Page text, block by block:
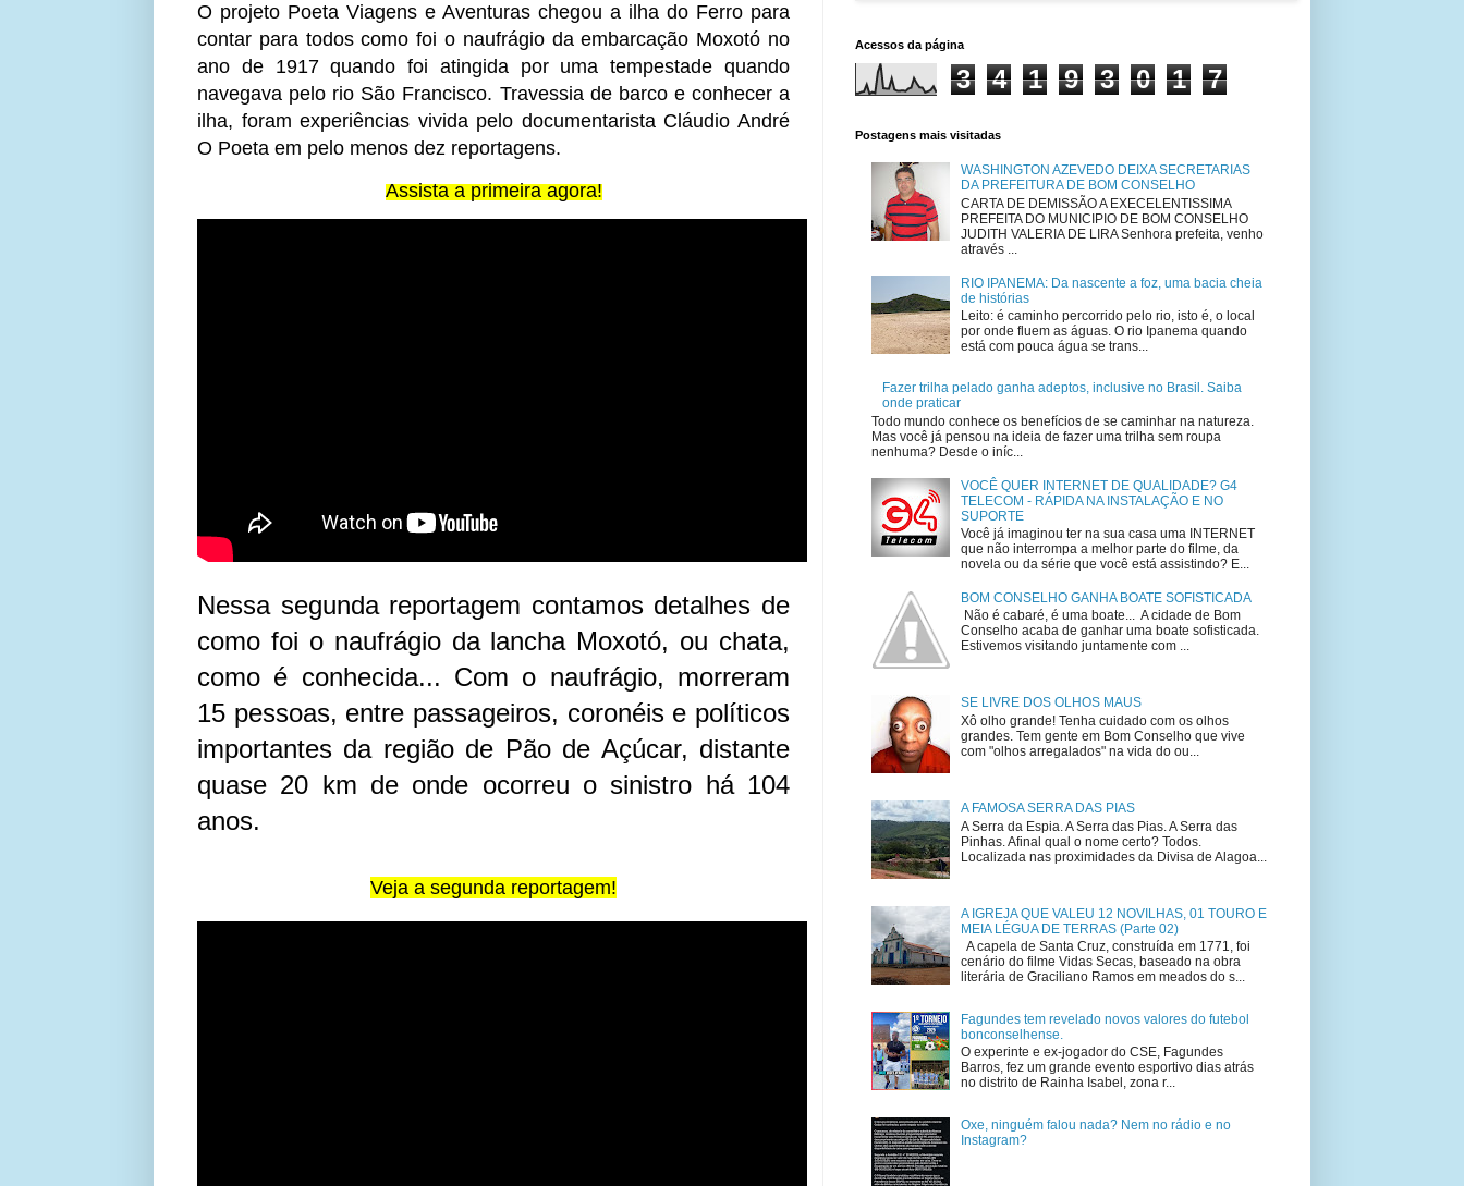
O projeto Poeta Viagens e Aventuras chegou a ilha do Ferro para
contar para todos como foi o naufrágio da embarcação Moxotó no
ano de 1917 quando foi atingida por uma tempestade quando
navegava pelo rio São Francisco. Travessia de barco e conhecer a
ilha, foram experiências vivida pelo documentarista Cláudio André
O Poeta em pelo menos dez reportagens.
Assista a primeira agora!
Nessa segunda reportagem contamos detalhes de
como foi o naufrágio da lancha Moxotó, ou chata,
como é conhecida... Com o naufrágio, morreram
15 pessoas, entre passageiros, coronéis e políticos
importantes da região de Pão de Açúcar, distante
quase 20 km de onde ocorreu o sinistro há 104
anos.
Veja a segunda reportagem!
Acessos da página
3 4 1 9 3 0 1 7
Postagens mais visitadas
WASHINGTON AZEVEDO DEIXA SECRETARIAS
DA PREFEITURA DE BOM CONSELHO
CARTA DE DEMISSÃO A EXECELENTISSIMA
PREFEITA DO MUNICIPIO DE BOM CONSELHO
JUDITH VALERIA DE LIRA Senhora prefeita, venho
através ...
RIO IPANEMA: Da nascente a foz, uma bacia cheia
de histórias
Leito: é caminho percorrido pelo rio, isto é, o local
por onde fluem as águas. O rio Ipanema quando
está com pouca água se trans...
Fazer trilha pelado ganha adeptos, inclusive no Brasil. Saiba
onde praticar
Todo mundo conhece os benefícios de se caminhar na natureza.
Mas você já pensou na ideia de fazer uma trilha sem roupa
nenhuma? Desde o iníc...
VOCÊ QUER INTERNET DE QUALIDADE? G4
TELECOM - RÁPIDA NA INSTALAÇÃO E NO
SUPORTE
Você já imaginou ter na sua casa uma INTERNET
que não interrompa a melhor parte do filme, da
novela ou da série que você está assistindo? E...
BOM CONSELHO GANHA BOATE SOFISTICADA
Não é cabaré, é uma boate... A cidade de Bom
Conselho acaba de ganhar uma boate sofisticada.
Estivemos visitando juntamente com ...
SE LIVRE DOS OLHOS MAUS
Xô olho grande! Tenha cuidado com os olhos
grandes. Tem gente em Bom Conselho que vive
com "olhos arregalados" na vida do ou...
A FAMOSA SERRA DAS PIAS
A Serra da Espia. A Serra das Pias. A Serra das
Pinhas. Afinal qual o nome certo? Todos.
Localizada nas proximidades da Divisa de Alagoa...
A IGREJA QUE VALEU 12 NOVILHAS, 01 TOURO E
MEIA LÉGUA DE TERRAS (Parte 02)
A capela de Santa Cruz, construída em 1771, foi
cenário do filme Vidas Secas, baseado na obra
literária de Graciliano Ramos em meados do s...
Fagundes tem revelado novos valores do futebol
bonconselhense.
O experinte e ex-jogador do CSE, Fagundes
Barros, fez um grande evento esportivo dias atrás
no distrito de Rainha Isabel, zona r...
Oxe, ninguém falou nada? Nem no rádio e no
Instagram?